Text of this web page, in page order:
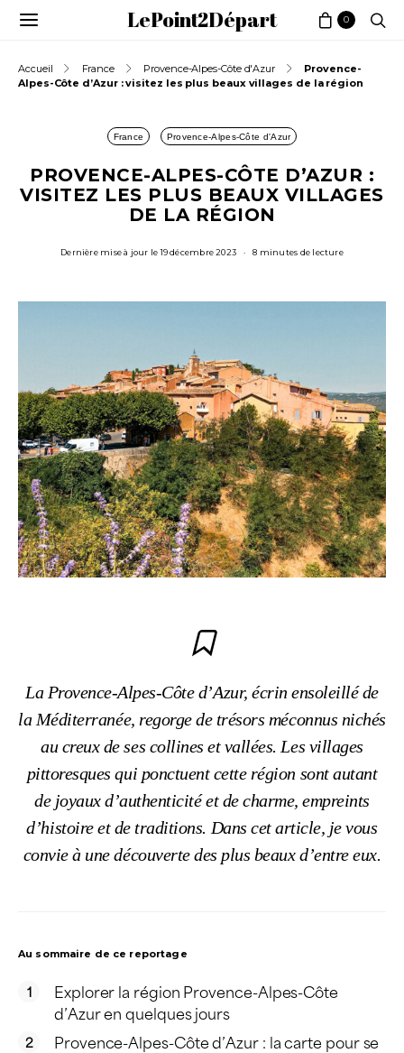
LePoint2Départ 0
Accueil France Provence-Alpes-Côte d'Azur
Provence-
Alpes-Côte d’Azur : visitez les plus beaux villages de la région
France Provence-Alpes-Côte d'Azur
PROVENCE-ALPES-CÔTE D’AZUR :
VISITEZ LES PLUS BEAUX VILLAGES
DE LA RÉGION
Dernière mise à jour le 19 décembre 2023 8 minutes de lecture
La Provence-Alpes-Côte d’Azur, écrin ensoleillé de
la Méditerranée, regorge de trésors méconnus nichés
au creux de ses collines et vallées. Les villages
pittoresques qui ponctuent cette région sont autant
de joyaux d’authenticité et de charme, empreints
d’histoire et de traditions. Dans cet article, je vous
convie à une découverte des plus beaux d’entre eux.
Au sommaire de ce reportage
Explorer la région Provence-Alpes-Côte
d’Azur en quelques jours
Provence-Alpes-Côte d’Azur : la carte pour se